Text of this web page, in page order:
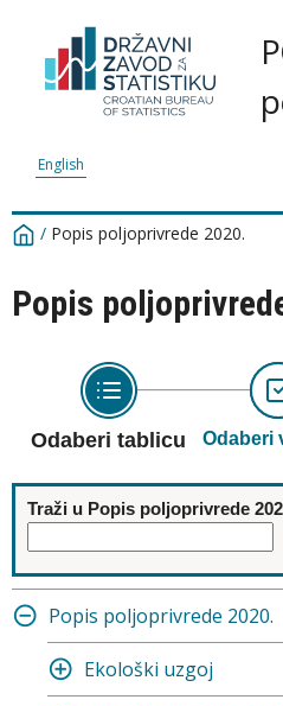
English
/ Popis poljoprivrede 2020.
Popis
Odaberi tablicu Odaberi
Traži u Popis poljoprivrede
Popis poljoprivrede 2020.
Ekološki uzgoj